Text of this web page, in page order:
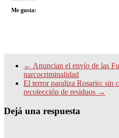
Me gusta:
← Anuncian el envío de las
narcocriminalidad
El terror paraliza Rosario: sin
recolección de residuos →
Dejá una respuesta